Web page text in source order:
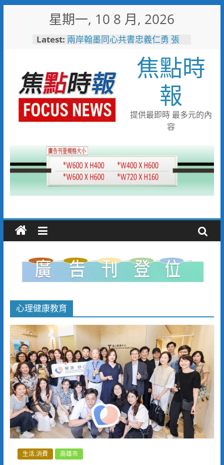
星期一, 10 8 月, 2026
Latest: 兩岸翰墨同心共書忠義仁勇 張
勇》 2026(丙午)海峽兩岸藝術
名家共祝關公文化節台灣八卦山
隆重舉辦
失智母親外出迷途 竹警二分局
調閱監視器沿線搜尋接力尋回平
安返家
女子騎乘電動行李箱上路 警二
脫感情裡的猜疑陷阱
看飛機看到「迷航」！7旬嬤誤
闖機場工地 小港桂陽所暖警助
返家
焦點時
報
提供最即時 最多元的內
容
心理健康教育
生活.消費 高雄市